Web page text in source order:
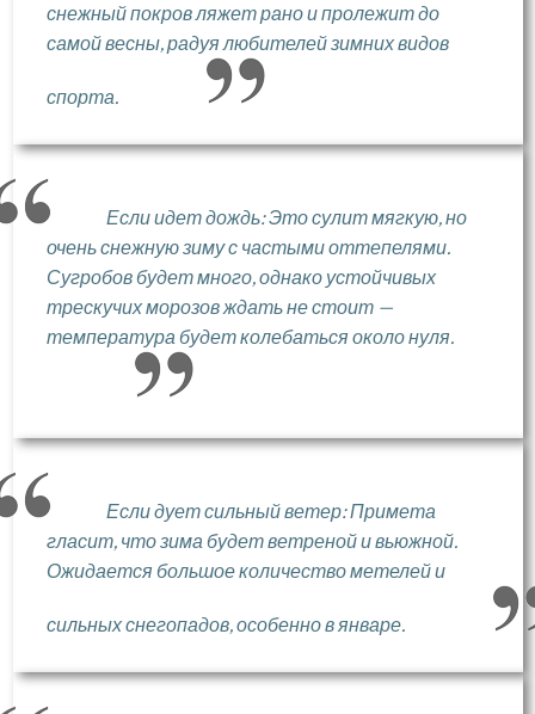
снежный покров ляжет рано и пролежит до
самой весны, радуя любителей зимних видов
спорта.
Если идет дождь: Это сулит мягкую, но
очень снежную зиму с частыми оттепелями.
Сугробов будет много, однако устойчивых
трескучих морозов ждать не стоит —
температура будет колебаться около нуля.
Если дует сильный ветер: Примета
гласит, что зима будет ветреной и вьюжной.
Ожидается большое количество метелей и
сильных снегопадов, особенно в январе.